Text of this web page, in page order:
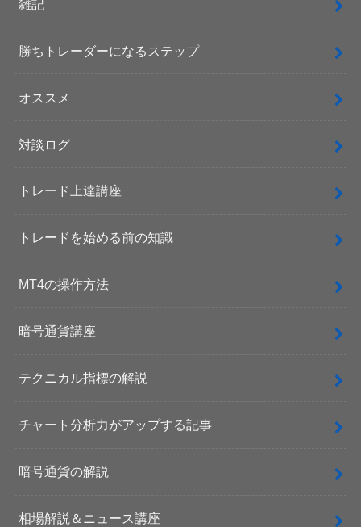
雑記
勝ちトレーダーになるステップ
オススメ
対談ログ
トレード上達講座
トレードを始める前の知識
MT4の操作方法
暗号通貨講座
テクニカル指標の解説
チャート分析力がアップする記事
暗号通貨の解説
相場解説＆ニュース講座